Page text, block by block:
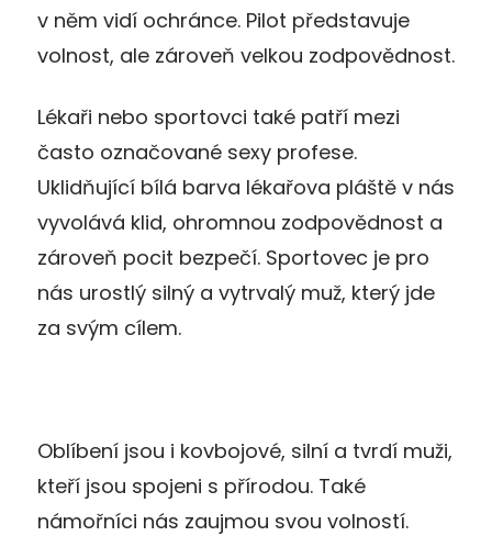
v něm vidí ochránce. Pilot představuje
volnost, ale zároveň velkou zodpovědnost.
Lékaři nebo sportovci také patří mezi
často označované sexy profese.
Uklidňující bílá barva lékařova pláště v nás
vyvolává klid, ohromnou zodpovědnost a
zároveň pocit bezpečí. Sportovec je pro
nás urostlý silný a vytrvalý muž, který jde
za svým cílem.
Oblíbení jsou i kovbojové, silní a tvrdí muži,
kteří jsou spojeni s přírodou. Také
námořníci nás zaujmou svou volností.